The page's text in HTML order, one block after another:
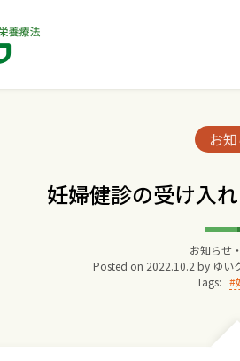
お
妊婦健診の受け入
お知らせ
Posted on 2022.10.2 by ゆい
Tags:
院長から
ゆいクリニ
診